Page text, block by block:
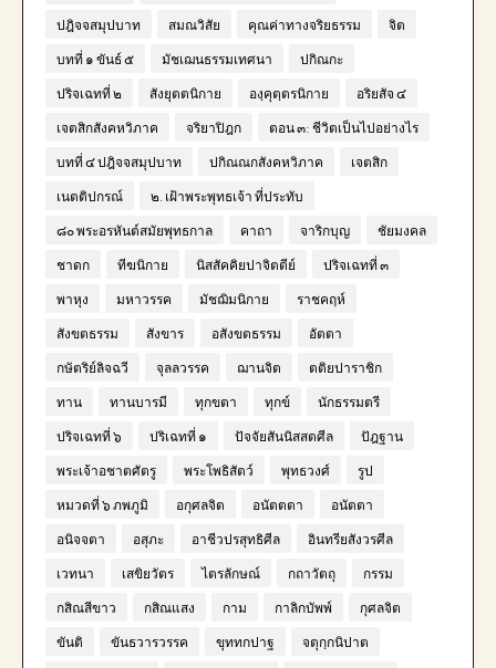
ปฎิจจสมุปบาท สมณวิสัย คุณค่าทางจริยธรรม จิต
บทที่ ๑ ขันธ์ ๕ มัชเฌนธรรมเทศนา ปกิณกะ
ปริจเฉทที่ ๒ สังยุตตนิกาย องฺคุตฺตรนิกาย อริยสัจ ๔
เจตสิกสังคหวิภาค จริยาปิฎก ตอน ๓: ชีวิตเป็นไปอย่างไร
บทที่ ๔ ปฎิจจสมุปบาท ปกิณณกสังคหวิภาค เจตสิก
เนตติปกรณ์ ๒. เฝ้าพระพุทธเจ้า ที่ประทับ
๘๐ พระอรหันต์สมัยพุทธกาล คาถา จาริกบุญ ชัยมงคล
ชาดก ทีฆนิกาย นิสสัคคิยปาจิตตีย์ ปริจเฉทที่ ๓
พาหุง มหาวรรค มัชฌิมนิกาย ราชคฤห์
สังขตธรรม สังขาร อสังขตธรรม อัตตา
กษัตริย์ลิจฉวี จุลลวรรค ฌานจิต ตติยปาราชิก
ทาน ทานบารมี ทุกขตา ทุกข์ นักธรรมตรี
ปริจเฉทที่ ๖ ปริเฉทที่ ๑ ปัจจัยสันนิสสตศีล ปัฎฐาน
พระเจ้าอชาตศัตรู พระโพธิสัตว์ พุทธวงศ์ รูป
หมวดที่ ๖ ภพภูมิ อกุศลจิต อนัตตตา อนัตตา
อนิจจตา อสุภะ อาชีวปรสุทธิศีล อินทรียสังวรศีล
เวทนา เสขิยวัตร ไตรลักษณ์ กถาวัตถุ กรรม
กสิณสีขาว กสิณแสง กาม กาลิกบัพพ์ กุศลจิต
ขันติ ขันธวารวรรค ขุททกปาฐ จตุกฺกนิปาต